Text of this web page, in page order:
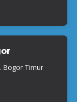
Bogor Timur